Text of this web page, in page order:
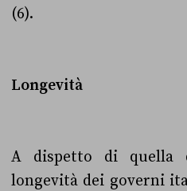
(6).
Longevità
A dispetto di quella
longevità dei governi